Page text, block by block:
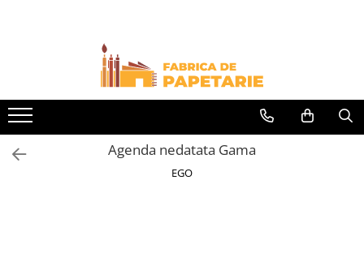
Toate Produsele
Hartie si articole din hartie
Hartie pentru copiator si cartoane
Hartie color pentru copiator
Papetarie personalizataAgenda nedatata Gama
EGO